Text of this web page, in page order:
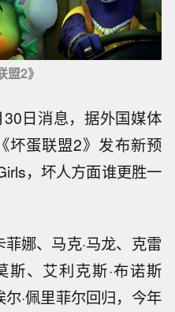
盟2》
日消息，据外国媒体
坏蛋联盟2》发布新预
，坏人方面谁更胜一
娜、马克·马龙、克雷
斯、艾利克斯·布诺斯
·佩里菲尔回归，今年